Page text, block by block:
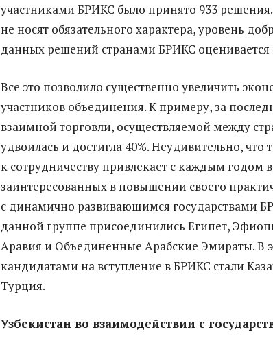
участниками БРИКС было принято 933
не носят обязательного характера, уровень
данных решений странами БРИКС оценивается
Все это позволило существенно увеличить
участников объединения. К примеру, за
взаимной торговли, осуществляемой между
удвоилась и достигла 40%. Неудивительно, что
к сотрудничеству привлекает с каждым годом
заинтересованных в повышении своего
с динамично развивающимся государствами
данной группе присоединились Египет,
Аравия и Объединенные Арабские Эмираты. В
кандидатами на вступление в БРИКС стали
Турция.
Узбекистан во взаимодействии с